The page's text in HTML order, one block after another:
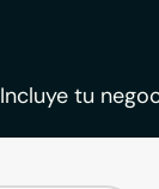
Incluye tu